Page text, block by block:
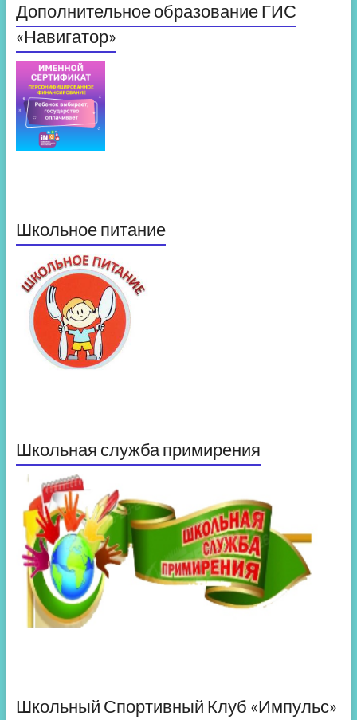
Дополнительное образование ГИС
«Навигатор»
Школьное питание
Школьная служба примирения
Школьный Спортивный Клуб «Импульс»